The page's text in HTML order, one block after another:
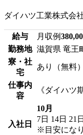
ダイハツ工業株式会
給与 月収例
勤務地 滋賀県 竜王
寮・社
宅
あり（無料）
仕事内
容
《ダイハツ
入社日
10月
7日 14日 21日
※目安にな